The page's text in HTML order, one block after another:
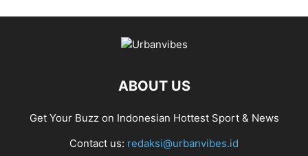
ABOUT US
Get Your Buzz on Indonesian Hottest Sport & News
Contact us: redaksi@urbanvibes.id